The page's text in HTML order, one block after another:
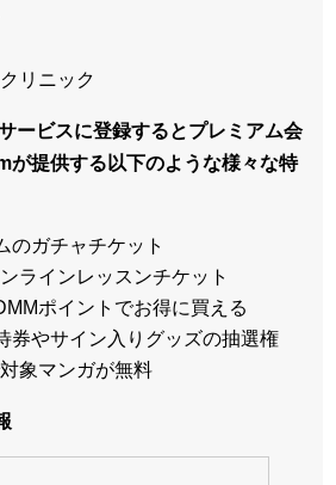
リニック
ービスに登録するとプレミアム会
が提供する以下のような様々な特
のガチャチケット
ラインレッスンチケット
ポイントでお得に買える
券やサイン入りグッズの抽選権
象マンガが無料